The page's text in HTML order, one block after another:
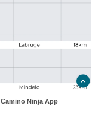
Camino Ninja App